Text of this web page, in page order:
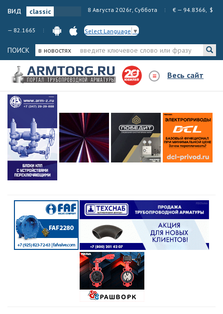
вид 8 Августа 2026г, Суббота € — 94.8366, $
— 82.1665 Select Language ▼
ПОИСК в новостях
Весь сайт